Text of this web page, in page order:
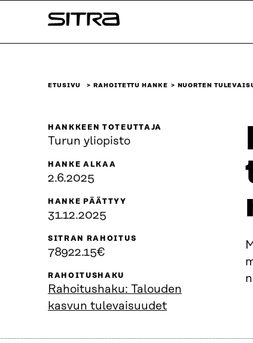
sisältöön
Sitra
ETUSIVU RAHOITETTU HANKE NUORTEN
HANKKEEN TOTEUTTAJA
Turun yliopisto
HANKE ALKAA
2.6.2025
HANKE PÄÄTTYY
31.12.2025
SITRAN RAHOITUS
78922.15€
RAHOITUSHAKU
Rahoitushaku: Talouden
kasvun tulevaisuudet